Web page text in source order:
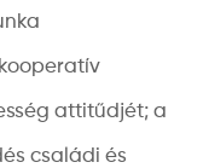
attitűdjét; a
családi és